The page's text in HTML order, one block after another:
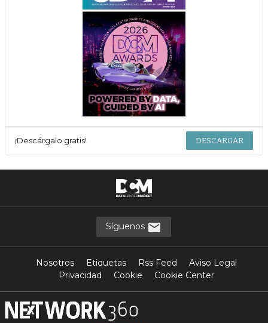
¡Descárgalo gratis! DESCARGAR
Síguenos
Nosotros Etiquetas Rss Feed
Aviso Legal
Privacidad
Cookie Cookie Center